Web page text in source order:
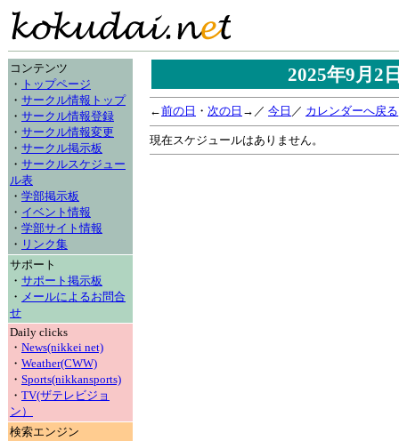
コンテンツ
・ トップページ
・ サークル情報トップ
・ サークル情報登録
・ サークル情報変更
・ サークル掲示板
・ サークルスケジュー
ル表
・ 学部掲示板
・ イベント情報
・ 学部サイト情報
・ リンク集
サポート
・ サポート掲示板
・ メールによるお問合
せ
Daily clicks
・ News(nikkei net)
・ Weather(CWW)
・ Sports(nikkansports)
・ TV(ザテレビジョ
ン）
検索エンジン
2025年9月
←前の日 ・ 次の日 →／ 今日 ／ カレンダーへ戻る
現在スケジュールはありません。